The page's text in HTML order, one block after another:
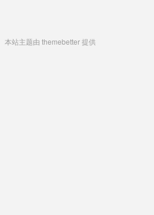
本站主题由 themebetter提供